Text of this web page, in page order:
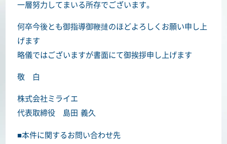
一層努力してまいる所存でございます。
何卒今後とも御指導御鞭撻のほどよろしくお願い申し上
げます
略儀ではございますが書面にて御挨拶申し上げます
敬 白
株式会社ミライエ
代表取締役 島田 義久
■本件に関するお問い合わせ先